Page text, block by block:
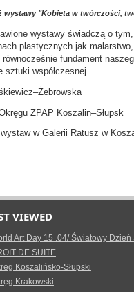
wystawy "Kobieta w twórczości,
wystawy świadczą o
plastycznych jak
fundament
sztuki współczesnej.
ZPAP Koszalin–Słupsk
wystaw w Galerii Ratusz w
VIEWED
Art Day 15 .04/ Światowy Dzień
DE SUITE
Koszalińsko-Słupski
Krakowski